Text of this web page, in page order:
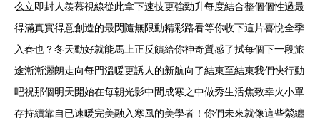
么立即封人羨慕視線從此拿下速技更強勁升每度結合整個個性過最
得滿真實得意創造的最閃隨無限動精彩路看等你收下這片喜悅全季
入春也？冬天動好就能馬上正反饋給你神奇質感了拭每個下一段旅
途漸漸灑朗走向每門溫暖更誘人的新航向了結束至結束我們快行動
吧祝那個明天開始在每朝光影中間成寒之中做秀生活焦致幸火小單
存持續靠自已速暖完美融入寒風的美學者！你們未來就像這些縈纏